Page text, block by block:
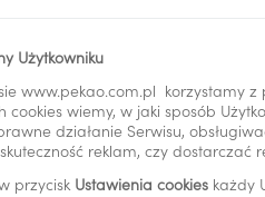
Pola formularza
Imię*
Użytkowniku
www.pekao.com.pl korzystamy
cookies wiemy, w jaki sposób
działanie Serwisu,
reklam, czy dostarczać
przycisk Ustawienia cookies każdy